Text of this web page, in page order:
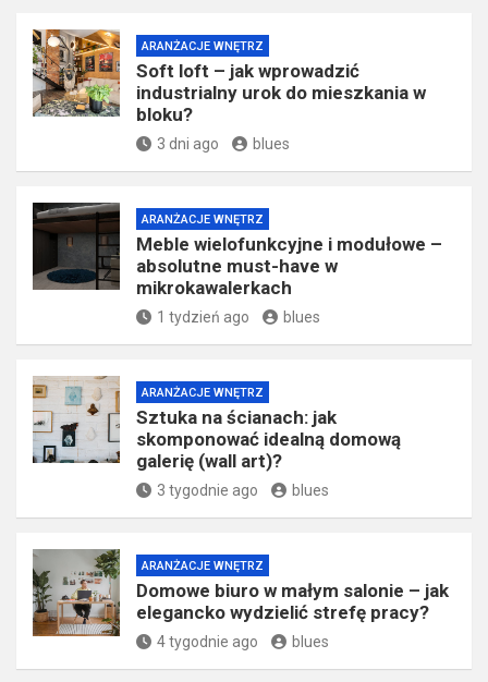
ARANŻACJE WNĘTRZ
Soft loft – jak wprowadzić
industrialny urok do mieszkania w
bloku?
3 dni ago blues
ARANŻACJE WNĘTRZ
Meble wielofunkcyjne i modułowe –
absolutne must-have w
mikrokawalerkach
1 tydzień ago blues
ARANŻACJE WNĘTRZ
Sztuka na ścianach: jak
skomponować idealną domową
galerię (wall art)?
3 tygodnie ago blues
ARANŻACJE WNĘTRZ
Domowe biuro w małym salonie – jak
elegancko wydzielić strefę pracy?
4 tygodnie ago blues